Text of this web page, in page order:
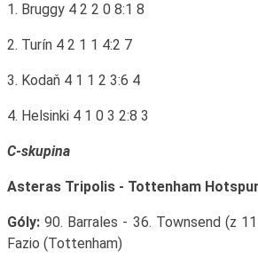
1. Bruggy 4 2 2 0 8:1 8
2. Turín 4 2 1 1 4:2 7
3. Kodaň 4 1 1 2 3:6 4
4. Helsinki 4 1 0 3 2:8 3
C-skupina
Asteras Tripolis - Tottenham
Góly:90. Barrales - 36. Townsend (z 11
Fazio (Tottenham)